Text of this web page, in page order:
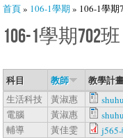
您在這裡
首頁» 106-1學期 » 106-1學期
106-1學期702班
科目 教師 教學計
生活科技 黃淑惠
電腦
黃淑惠
輔導
黃佳雯